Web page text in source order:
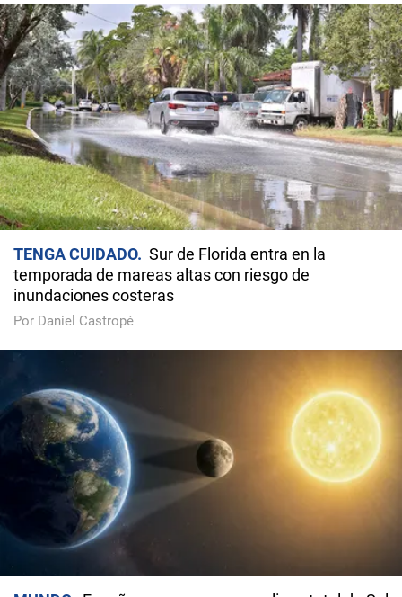
TENGA CUIDADO
Sur de Florida entra en la
temporada de mareas altas con riesgo de
inundaciones costeras
Por Daniel Castropé